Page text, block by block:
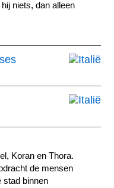
niets, dan alleen
Koran en Thora.
de mensen
stad binnen